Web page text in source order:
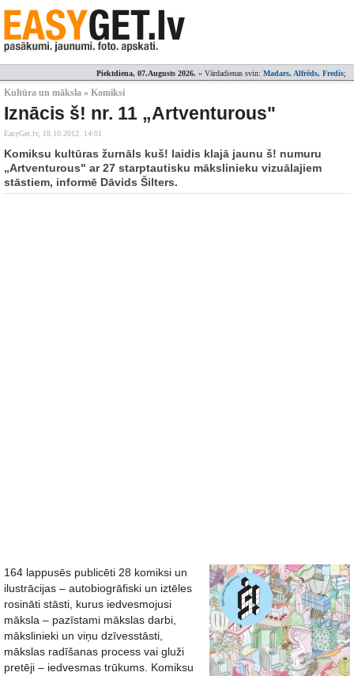
Piektdiena, 07.Augusts 2026. » Vārdadienas svin: Madars, Alfrēds, Fredis;
Kultūra un māksla » Komiksi
Iznācis š! nr. 11 „Artventurous"
EasyGet.lv, 18.10.2012. 14:01
Komiksu kultūras žurnāls kuš! laidis klajā jaunu š! numuru
„Artventurous" ar 27 starptautisku mākslinieku vizuālajiem
stāstiem, informē Dāvids Šilters.
164 lappusēs publicēti 28 komiksi un
ilustrācijas – autobiogrāfiski un iztēles
rosināti stāsti, kurus iedvesmojusi
māksla – pazīstami mākslas darbi,
mākslinieki un viņu dzīvesstāsti,
mākslas radīšanas process vai gluži
pretēji – iedvesmas trūkums. Komiksu